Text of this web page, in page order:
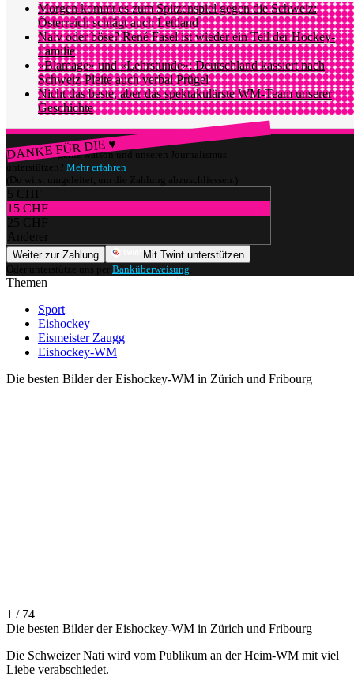
Morgen kommt es zum Spitzenspiel gegen die Schweiz:
Österreich schlägt auch Lettland
Naiv oder böse? René Fasel ist wieder ein Teil der Hockey-
Familie
«Blamage» und «Lehrstunde»: Deutschland kassiert nach
Schweiz-Pleite auch verbal Prügel
Nicht das beste, aber das spektakulärste WM-Team unserer
Geschichte
DANKE FÜR DIE ♥
Würdest du gerne watson und unseren Journalismus
unterstützen? Mehr erfahren
(Du wirst umgeleitet, um die Zahlung abzuschliessen.)
5 CHF
15 CHF
25 CHF
Anderer
Weiter zur Zahlung
Mit Twint unterstützen
Oder unterstütze uns per Banküberweisung
Themen
Sport
Eishockey
Eismeister Zaugg
Eishockey-WM
Die besten Bilder der Eishockey-WM in Zürich und Fribourg
1 / 74
Die besten Bilder der Eishockey-WM in Zürich und Fribourg
Die Schweizer Nati wird vom Publikum an der Heim-WM mit viel
Liebe verabschiedet.